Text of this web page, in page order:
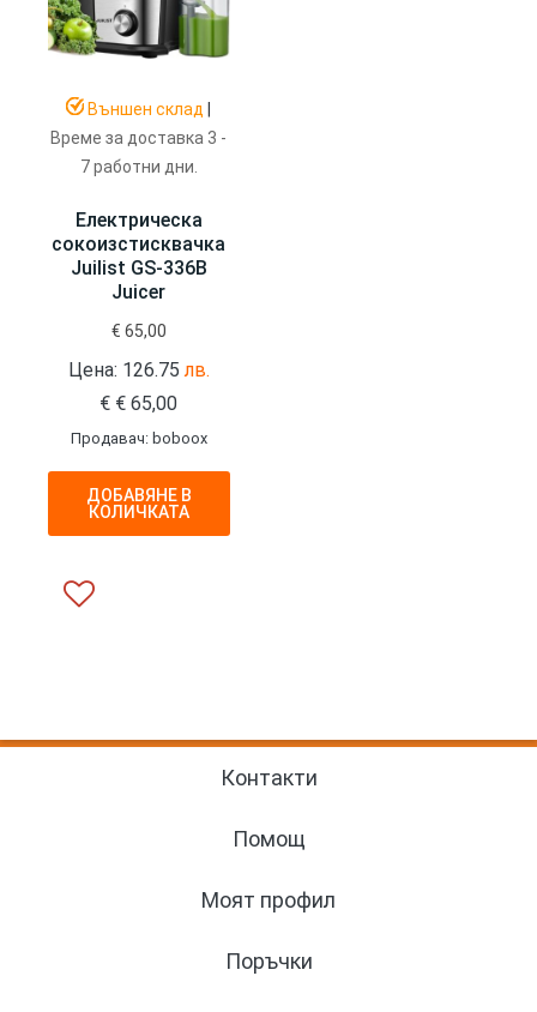
Външен склад
Време за доставка 3 -
7 работни дни.
Електрическа
сокоизстисквачка
Juilist GS-336B
Juicer
€ 65,00
Цена: 126.75лв.
€ € 65,00
Продавач: boboox
ДОБАВЯНЕ В
КОЛИЧКАТА
Контакти
Помощ
Моят профил
Поръчки